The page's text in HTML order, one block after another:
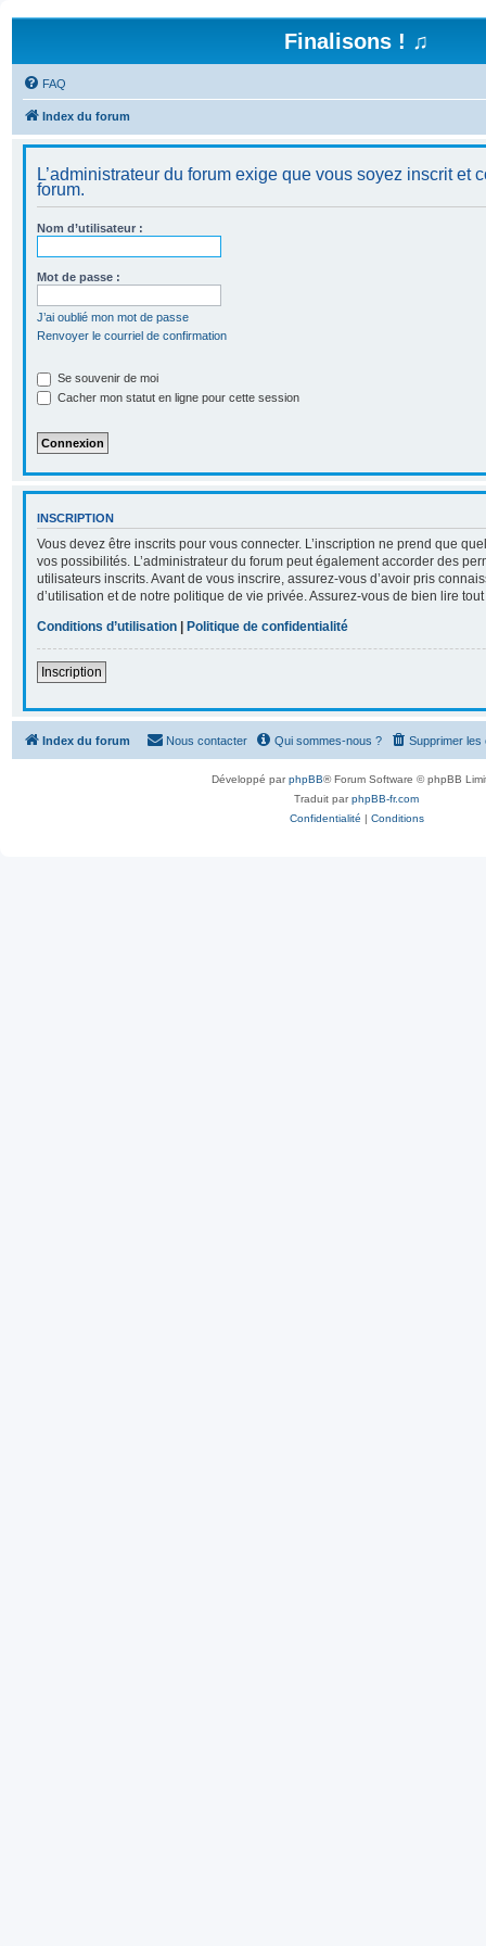
Finalisons ! ♫
FAQ
Index du forum
L’administrateur du forum exige que vous soyez inscrit et
forum.
Nom d’utilisateur :
Mot de passe :
J’ai oublié mon mot de passe
Renvoyer le courriel de confirmation
Se souvenir de moi
Cacher mon statut en ligne pour cette session
INSCRIPTION
Vous devez être inscrits pour vous connecter. L’inscription ne prend que
vos possibilités. L’administrateur du forum peut également accorder des
utilisateurs inscrits. Avant de vous inscrire, assurez-vous d’avoir pris
d’utilisation et de notre politique de vie privée. Assurez-vous de bien lire
Conditions d’utilisation | Politique de confidentialité
Inscription
Index du forum Supprimer les
Qui sommes-nous ?
Nous contacter
Développé parphpBB® Forum Software © phpBB
Traduit parphpBB-fr.com
Confidentialité | Conditions